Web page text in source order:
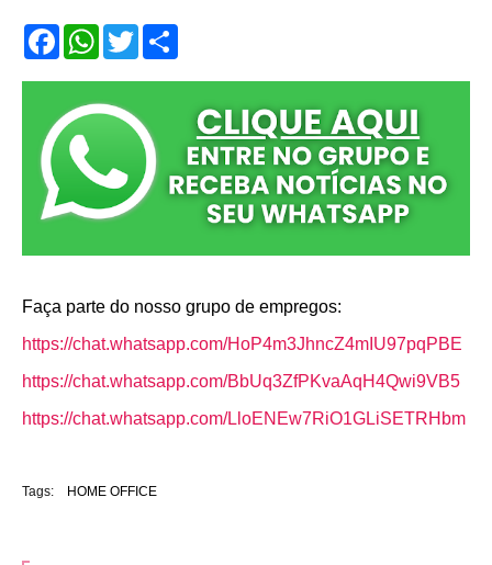
F
a
e
o
o
W
h
t
s
A
T
w
t
e
r
r
Faça parte do nosso grupo de empregos:
https://chat.whatsapp.com/HoP4m3JhncZ4mIU97pqPBE
https://chat.whatsapp.com/BbUq3ZfPKvaAqH4Qwi9VB5
https://chat.whatsapp.com/LloENEw7RiO1GLiSETRHbm
Tags: HOME OFFICE